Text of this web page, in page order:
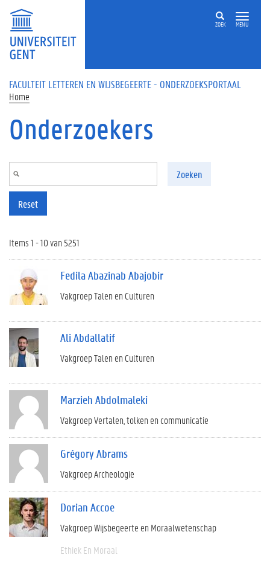
Overslaan en naar de inhoud gaan
ZOEK MENU
FACULTEIT LETTEREN EN WIJSBEGEERTE - ONDERZOEKSPORTAAL
Home
Onderzoekers
Zoeken
Reset
Items 1 - 10 van 5251
Fedila Abazinab Abajobir
Vakgroep Talen en Culturen
Ali Abdallatif
Vakgroep Talen en Culturen
Marzieh Abdolmaleki
Vakgroep Vertalen, tolken en communicatie
Grégory Abrams
Vakgroep Archeologie
Dorian Accoe
Vakgroep Wijsbegeerte en Moraalwetenschap
Ethiek En Moraal